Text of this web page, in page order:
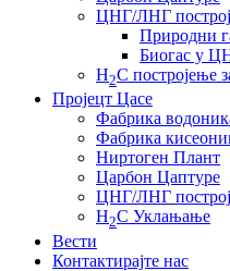
ЦНГ/ЛНГ
Природни
Биогас у
H2С постројење
Пројецт Цасе
Фабрика
Фабрика
Ниртоген Плант
Царбон Цаптуре
ЦНГ/ЛНГ
H2С Уклањање
Вести
Контактирајте нас